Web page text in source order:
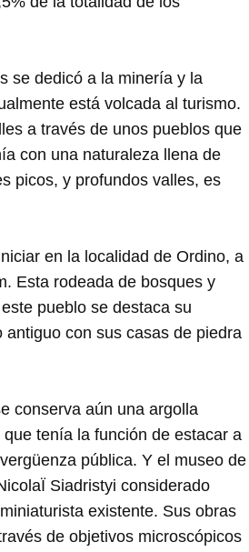
se dedicó a la minería y la
está volcada al turismo.
a través de unos pueblos que
con una naturaleza llena de
picos, y profundos valles, es
en la localidad de Ordino, a
Esta rodeada de bosques y
pueblo se destaca su
antiguo con sus casas de piedra
conserva aún una argolla
tenía la función de estacar a
pública. Y el museo de
Siadristyi considerado
existente. Sus obras
de objetivos microscópicos